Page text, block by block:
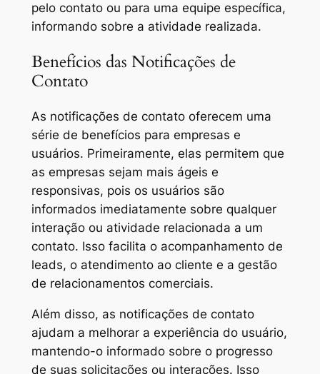
pelo contato ou para uma equipe específica,
informando sobre a atividade realizada.
Benefícios das Notificações de
Contato
As notificações de contato oferecem uma
série de benefícios para empresas e
usuários. Primeiramente, elas permitem que
as empresas sejam mais ágeis e
responsivas, pois os usuários são
informados imediatamente sobre qualquer
interação ou atividade relacionada a um
contato. Isso facilita o acompanhamento de
leads, o atendimento ao cliente e a gestão
de relacionamentos comerciais.
Além disso, as notificações de contato
ajudam a melhorar a experiência do usuário,
mantendo-o informado sobre o progresso
de suas solicitações ou interações. Isso